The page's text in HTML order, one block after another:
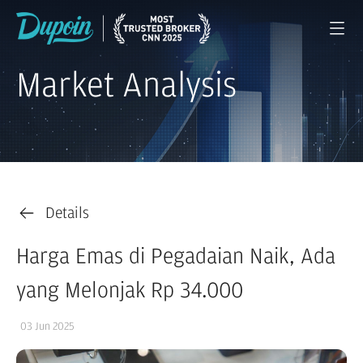
Market Analysis
Details
Harga Emas di Pegadaian Naik, Ada
yang Melonjak Rp 34.000
03 Jun 2025